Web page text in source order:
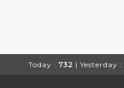
Today : 732 | Yesterday :